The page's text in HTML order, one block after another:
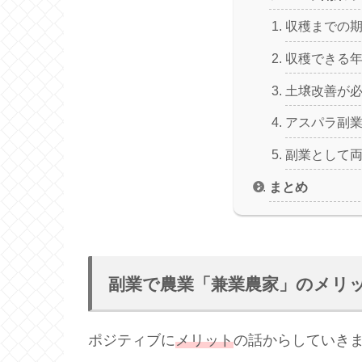
収穫までの
収穫できる
土壌改善が
アスパラ副
副業として
まとめ
副業で農業「兼業農家」のメリ
ポジティブにメリットの話からしていき